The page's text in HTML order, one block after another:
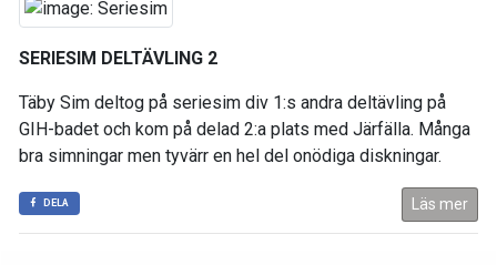
SERIESIM DELTÄVLING 2
Täby Sim deltog på seriesim div 1:s andra deltävling på
GIH-badet och kom på delad 2:a plats med Järfälla. Många
bra simningar men tyvärr en hel del onödiga diskningar.
DELA Läs mer